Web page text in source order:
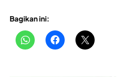
Bagikan ini: